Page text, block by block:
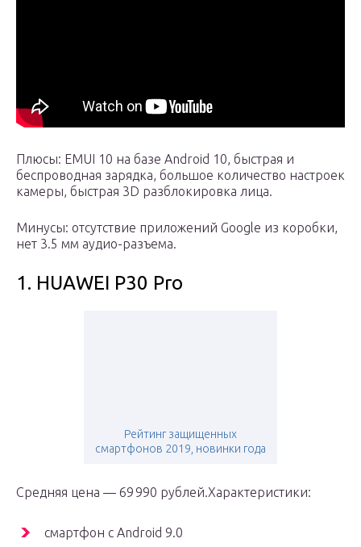
Плюсы: EMUI 10 на базе Android 10, быстрая и
беспроводная зарядка, большое количество настроек
камеры, быстрая 3D разблокировка лица.
Минусы: отсутствие приложений Google из коробки,
нет 3.5 мм аудио-разъема.
1. HUAWEI P30 Pro
Рейтинг защищенных
смартфонов 2019, новинки года
Средняя цена — 69 990 рублей.Характеристики:
смартфон с Android 9.0